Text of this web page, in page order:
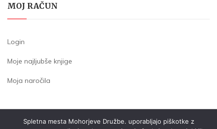
MOJ RAČUN
Login
Moje najljubše knjige
Moja naročila
Spletna mesta Mohorjeve Družbe. uporabljajo piškotke z